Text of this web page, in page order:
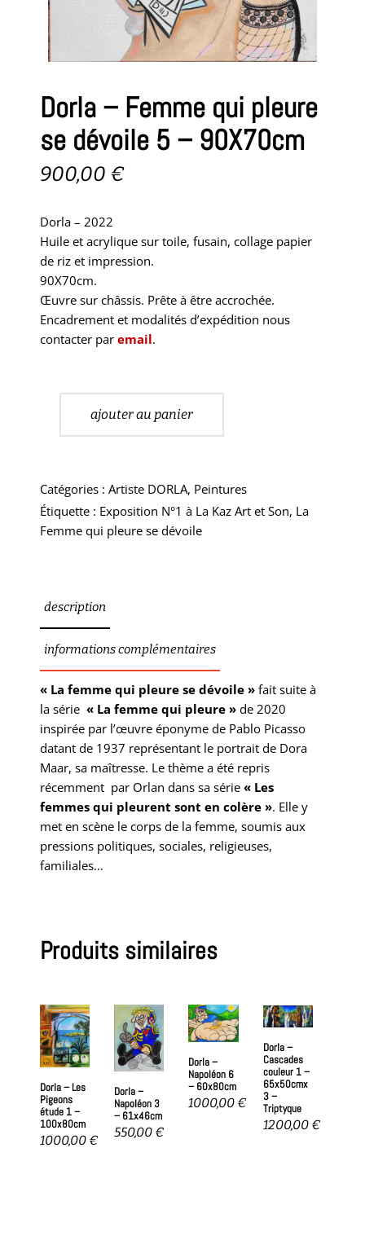
Dorla – Femme qui pleure
se dévoile 5 – 90X70cm
900,00 €
Dorla – 2022
Huile et acrylique sur toile, fusain, collage papier
de riz et impression.
90X70cm.
Œuvre sur châssis. Prête à être accrochée.
Encadrement et modalités d’expédition nous
contacter par email.
ajouter au panier
Catégories : Artiste DORLA, Peintures
Étiquette : Exposition N°1 à La Kaz Art et Son, La
Femme qui pleure se dévoile
description
informations complémentaires
« La femme qui pleure se dévoile » fait suite à
la série « La femme qui pleure » de 2020
inspirée par l’œuvre éponyme de Pablo Picasso
datant de 1937 représentant le portrait de Dora
Maar, sa maîtresse. Le thème a été repris
récemment par Orlan dans sa série « Les
femmes qui pleurent sont en colère ». Elle y
met en scène le corps de la femme, soumis aux
pressions politiques, sociales, religieuses,
familiales…
Produits similaires
Dorla – Les
Pigeons
étude 1 –
100x80cm
1000,00 €
Dorla –
Napoléon 3
– 61x46cm
550,00 €
Dorla –
Napoléon 6
– 60x80cm
1000,00 €
Dorla –
Cascades
couleur 1 –
65x50cmx
3 –
Triptyque
1200,00 €